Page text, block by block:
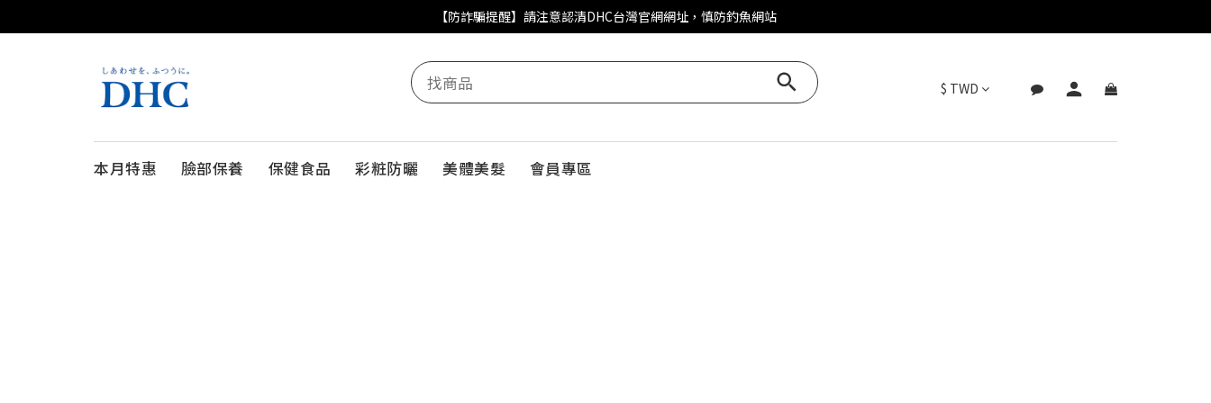
【防詐騙提醒】請注意認清DHC台灣官網網址，慎防釣魚網站
本月特惠 臉部保養 保健食品 彩粧防曬 美體美髮 會員專區
$ TWD